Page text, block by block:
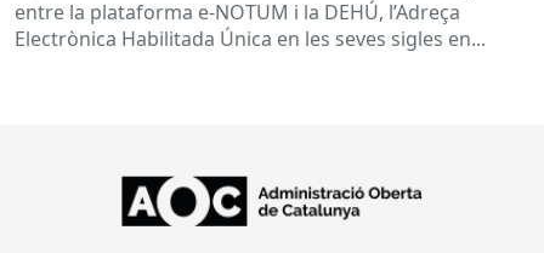
entre la plataforma e-NOTUM i la DEHÚ, l’Adreça
Electrònica Habilitada Única en les seves sigles en...